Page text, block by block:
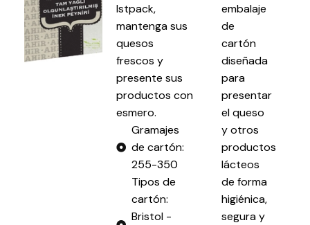
Istpack,
mantenga sus
quesos
frescos y
presente sus
productos con
esmero.
Gramajes
de cartón:
255-350
Tipos de
cartón:
Bristol -
embalaje
de
cartón
diseñada
para
presentar
el queso
y otros
productos
lácteos
de forma
higiénica,
segura y